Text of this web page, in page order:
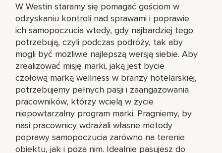
W Westin staramy się pomagać gościom w
odzyskaniu kontroli nad sprawami i poprawie
ich samopoczucia wtedy, gdy najbardziej tego
potrzebują, czyli podczas podróży, tak aby
mogli być możliwie najlepszą wersją siebie. Aby
zrealizować misję marki, jaką jest bycie
czołową marką wellness w branży hotelarskiej,
potrzebujemy pełnych pasji i zaangażowania
pracowników, którzy wcielą w życie
niepowtarzalny program marki. Pragniemy, by
nasi pracownicy wdrażali własne metody
poprawy samopoczucia zarówno na terenie
obiektu, jak i poza nim. Idealnie pasujesz do